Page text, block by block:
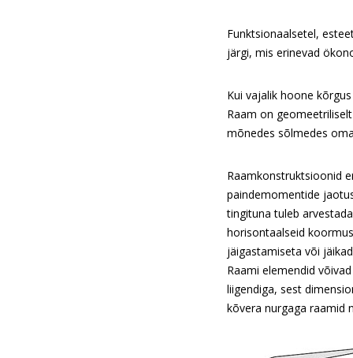
Funktsionaalsetel,
järgi, mis erinevad
Kui vajalik hoone
Raam on
mõnedes sõlmedes
Raamkonstruktsioonid
paindemomentide
tingituna tuleb
horisontaalseid
jäigastamiseta või
Raami elemendid
liigendiga, sest
kõvera nurgaga raamid